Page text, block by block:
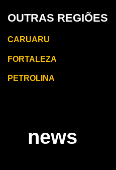
OUTRAS REGIÕES
CARUARU
FORTALEZA
PETROLINA
news